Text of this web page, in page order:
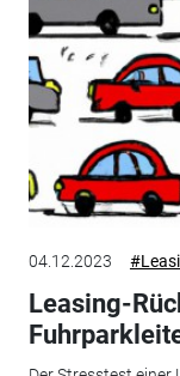
04.12.2023
Leasing-